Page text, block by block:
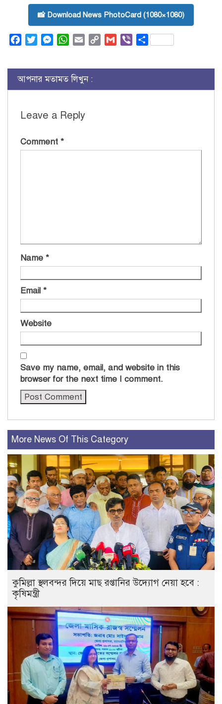
📸 Download News PhotoCard (1080×1080)
FacebookTwitterMessenger
WhatsApp
Email
Copy
Gmail ViberShare
আপনার মতামত লিখুন :
Leave a Reply
Comment *
Name *
Email *
Website
Save my name, email, and website in this
browser for the next time I comment.
More News Of This Category
কুমিল্লা স্থলবন্দর দিয়ে মাছ রপ্তানির উদ্যোগ নেয়া হবে :
কৃষিমন্ত্রী